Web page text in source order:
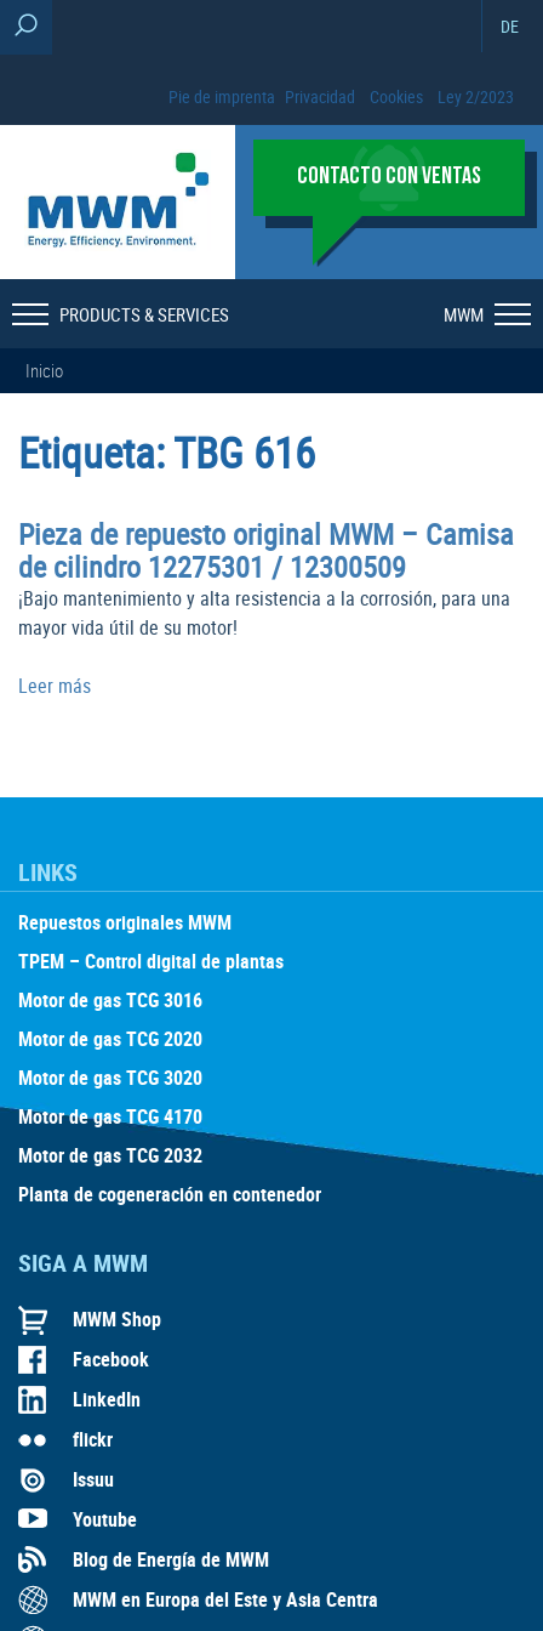
DE
Pie de imprenta Privacidad Cookies Ley 2/2023
CONTACTO CON VENTAS
PRODUCTS & SERVICES MWM
Inicio
Etiqueta:TBG 616
Pieza de repuesto original MWM – Camisa
de cilindro 12275301 / 12300509
¡Bajo mantenimiento y alta resistencia a la corrosión, para una
mayor vida útil de su motor!
Leer más
LINKS
Repuestos originales MWM
TPEM – Control digital de plantas
Motor de gas TCG 3016
Motor de gas TCG 2020
Motor de gas TCG 3020
Motor de gas TCG 4170
Motor de gas TCG 2032
Planta de cogeneración en contenedor
SIGA A MWM
MWM Shop
Facebook
LinkedIn
flickr
Issuu
Youtube
Blog de Energía de MWM
MWM en Europa del Este y Asia Centra